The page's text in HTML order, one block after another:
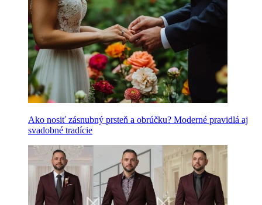
Ako nosiť zásnubný prsteň a obrúčku? Moderné pravidlá aj
svadobné tradície